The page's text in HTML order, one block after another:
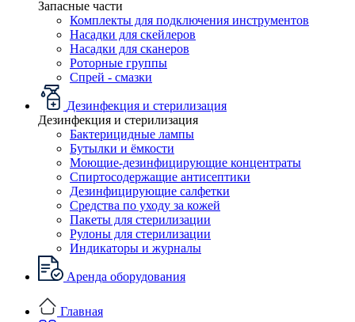
Запасные части
Комплекты для подключения инструментов
Насадки для скейлеров
Насадки для сканеров
Роторные группы
Спрей - смазки
Дезинфекция и стерилизация
Дезинфекция и стерилизация
Бактерицидные лампы
Бутылки и ёмкости
Моющие-дезинфицирующие концентраты
Спиртосодержащие антисептики
Дезинфицирующие салфетки
Средства по уходу за кожей
Пакеты для стерилизации
Рулоны для стерилизации
Индикаторы и журналы
Аренда оборудования
Главная